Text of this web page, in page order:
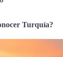
Turquía?